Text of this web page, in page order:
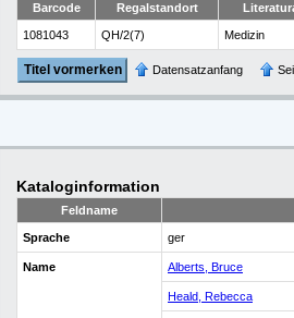
Barcode Regalstandort
1081043 QH/2(7) Medizin
Titel vormerken Datensatzanfang
Kataloginformation
Feldname
Sprache ger
Name Alberts, Bruce
Heald, Rebecca